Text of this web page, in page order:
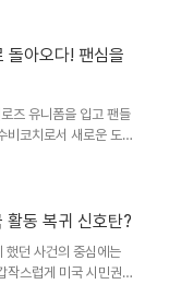
좋은 사람인데 그걸 보
주었다. 덕분에 하주
력했다. 1군 복귀..
돌아오다! 팬심을
즈 유니폼을 입고 팬들
코치로서 새로운 도전
감동과 향수를 불러일
서 현대 유니콘스에 지
레이는 팬들에게 깊은
활동 복귀 신호탄?
던 사건의 중심에는
작스럽게 미국 시민권을
니다. 이후 그는 여러